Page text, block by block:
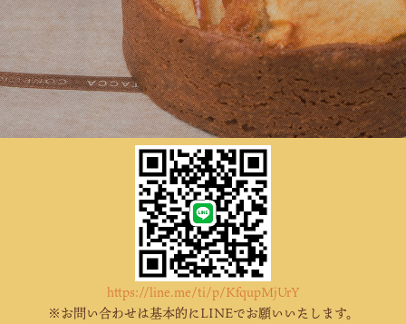
https://line.me/ti/p/KfqupMjUrY
※お問い合わせは基本的にLINEでお願いいたします。